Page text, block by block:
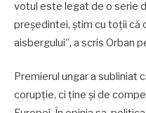
votul este legat de o serie
președintei, știm cu toții că
aisbergului”, a scris Orban
Premierul ungar a subliniat
corupție, ci ține și de